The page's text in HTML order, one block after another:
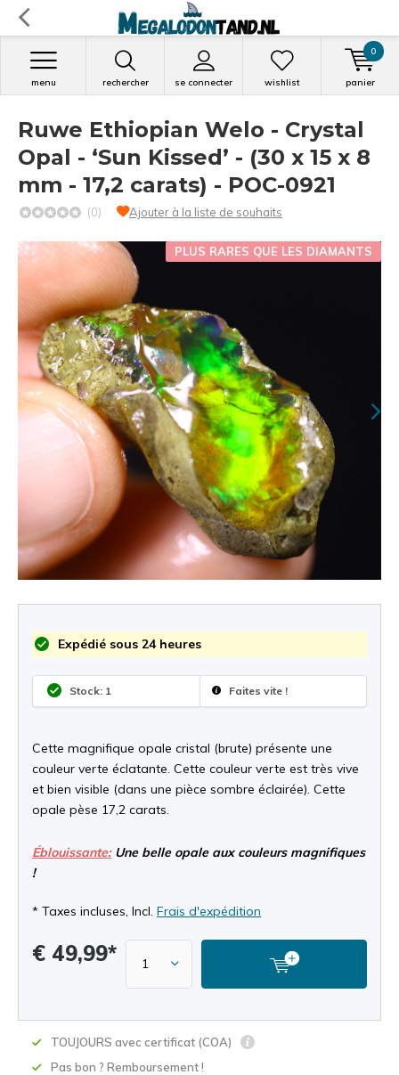
rechercher se connecter
menu wishlist panier
0
Ruwe Ethiopian Welo - Crystal
Opal - ‘Sun Kissed’ - (30 x 15 x 8
mm - 17,2 carats) - POC-0921
(0) Ajouter à la liste de souhaits
PLUS RARES QUE LES DIAMANTS
Expédié sous 24 heures
Stock: 1 Faites vite !
Cette magnifique opale cristal (brute) présente une
couleur verte éclatante. Cette couleur verte est très vive
et bien visible (dans une pièce sombre éclairée). Cette
opale pèse 17,2 carats.
Éblouissante:Une belle opale aux couleurs magnifiques
!
* Taxes incluses, Incl. Frais d'expédition
€ 49,99*
TOUJOURS avec certificat (COA)
Pas bon ? Remboursement !